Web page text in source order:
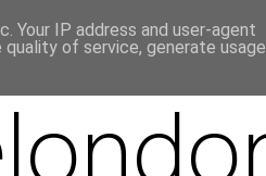
Your IP address and user-agent
of service, generate usage